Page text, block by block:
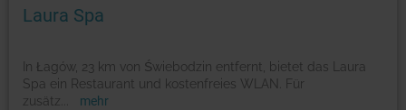
Laura Spa
In Łagów, 23 km von Świebodzin entfernt, bietet das Laura
Spa ein Restaurant und kostenfreies WLAN. Für
zusätz
mehr